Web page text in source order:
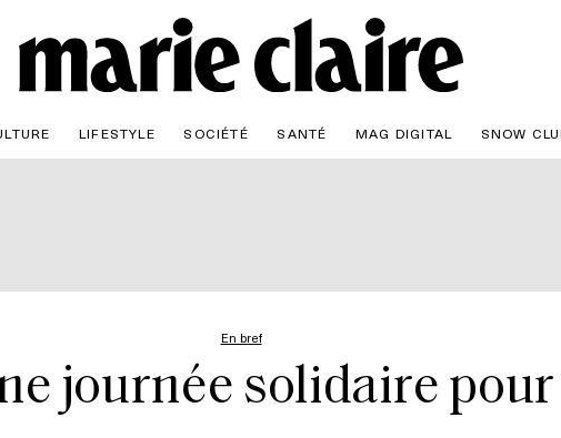
LIFESTYLE SOCIÉTÉ SANTÉ MAG DIGITAL SNOW
En bref
journée solidaire